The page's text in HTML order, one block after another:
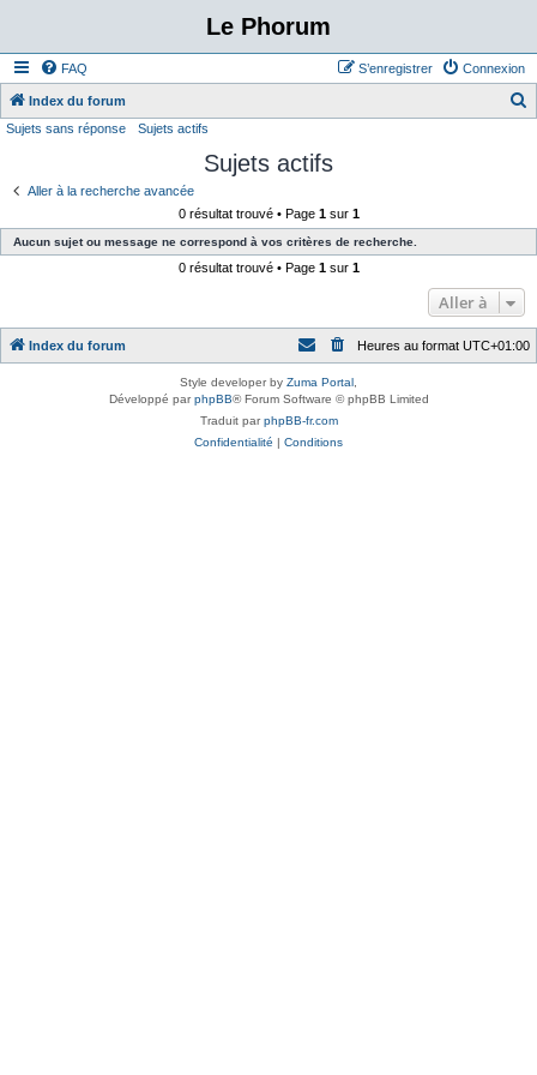
Le Phorum
FAQ Connexion
S’enregistrer
Index du forum
e
Sujets sans réponse Sujets actifs
Sujets actifs
Aller à la recherche avancée
0 résultat trouvé • Page 1sur 1
Aucun sujet ou message ne correspond à vos critères de recherche.
0 résultat trouvé • Page 1sur 1
Aller à
Index du forum Heures au format UTC+01:00
Style developer by Zuma Portal
Développé parphpBB® Forum Software © phpBB Limited
Traduit parphpBB-fr.com
Confidentialité | Conditions